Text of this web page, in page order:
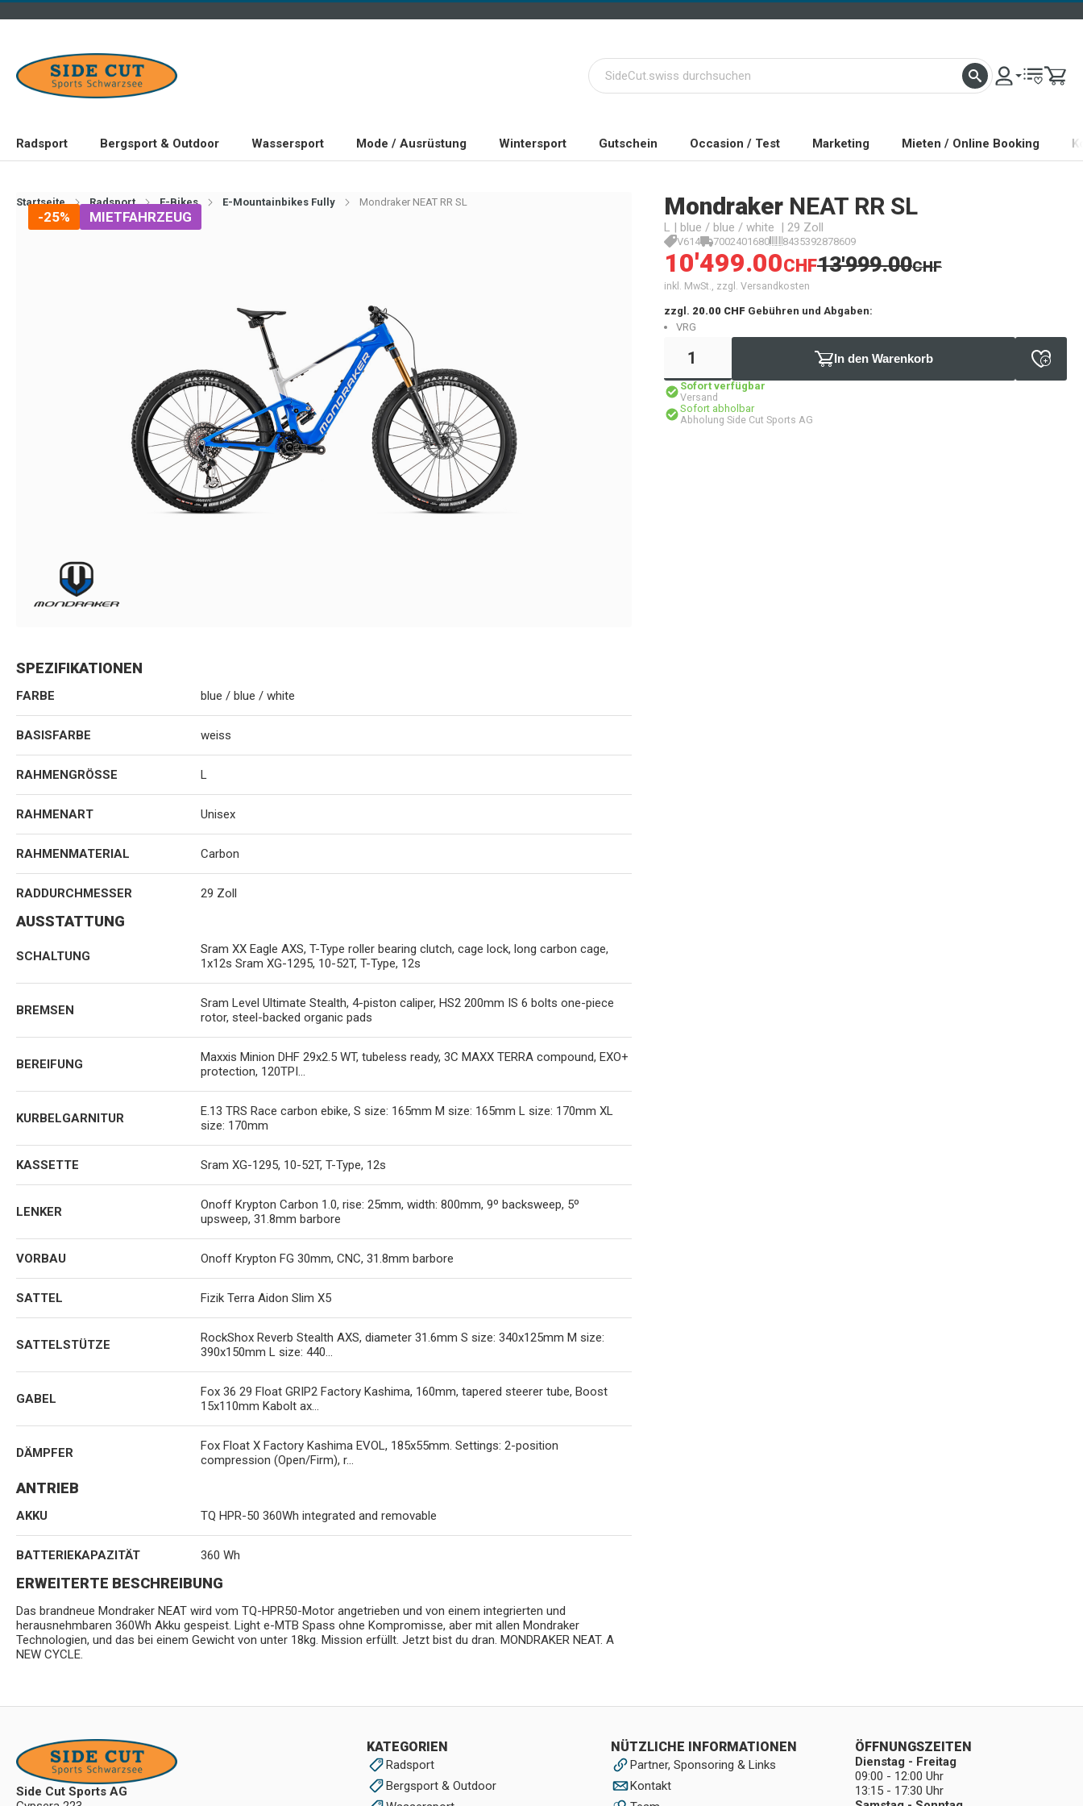
Radsport Bergsport & Outdoor Wassersport Mode / Ausrüstung Wintersport Gutschein Occasion / Test Marketing Mieten / Online Booking
Startseite Radsport E-Bikes E-Mountainbikes Fully Mondraker NEAT RR SL
-25% MIETFAHRZEUG Mondraker NEAT RR SL
L | blue / blue / white | 29 Zoll
V614 7002401680 8435392878609
10'499.00CHF13'999.00CHF
inkl. MwSt., zzgl. Versandkosten
zzgl. 20.00 CHF Gebühren und Abgaben:
VRG
In den Warenkorb
Sofort verfügbar
Versand
Sofort abholbar
Abholung Side Cut Sports AG
SPEZIFIKATIONEN
FARBE blue / blue / white
BASISFARBE weiss
RAHMENGRÖSSE L
RAHMENART Unisex
RAHMENMATERIAL Carbon
RADDURCHMESSER 29 Zoll
AUSSTATTUNG
SCHALTUNG
Sram XX Eagle AXS, T-Type roller bearing clutch, cage lock, long carbon cage,
1x12s Sram XG-1295, 10-52T, T-Type, 12s
BREMSEN
Sram Level Ultimate Stealth, 4-piston caliper, HS2 200mm IS 6 bolts one-piece
rotor, steel-backed organic pads
BEREIFUNG
Maxxis Minion DHF 29x2.5 WT, tubeless ready, 3C MAXX TERRA compound, EXO+
protection, 120TPI...
KURBELGARNITUR
E.13 TRS Race carbon ebike, S size: 165mm M size: 165mm L size: 170mm XL
size: 170mm
KASSETTE Sram XG-1295, 10-52T, T-Type, 12s
LENKER
Onoff Krypton Carbon 1.0, rise: 25mm, width: 800mm, 9º backsweep, 5º
upsweep, 31.8mm barbore
VORBAU Onoff Krypton FG 30mm, CNC, 31.8mm barbore
SATTEL Fizik Terra Aidon Slim X5
SATTELSTÜTZE
RockShox Reverb Stealth AXS, diameter 31.6mm S size: 340x125mm M size:
390x150mm L size: 440...
GABEL
Fox 36 29 Float GRIP2 Factory Kashima, 160mm, tapered steerer tube, Boost
15x110mm Kabolt ax...
DÄMPFER
Fox Float X Factory Kashima EVOL, 185x55mm. Settings: 2-position
compression (Open/Firm), r...
ANTRIEB
AKKU TQ HPR-50 360Wh integrated and removable
BATTERIEKAPAZITÄT 360 Wh
ERWEITERTE BESCHREIBUNG
Das brandneue Mondraker NEAT wird vom TQ-HPR50-Motor angetrieben und von einem integrierten und
herausnehmbaren 360Wh Akku gespeist. Light e-MTB Spass ohne Kompromisse, aber mit allen Mondraker
Technologien, und das bei einem Gewicht von unter 18kg. Mission erfüllt. Jetzt bist du dran. MONDRAKER NEAT. A
NEW CYCLE.
Side Cut Sports AG
KATEGORIEN
Radsport
Bergsport & Outdoor
NÜTZLICHE INFORMATIONEN
Partner, Sponsoring & Links
Kontakt
ÖFFNUNGSZEITEN
Dienstag - Freitag
09:00 - 12:00 Uhr
13:15 - 17:30 Uhr